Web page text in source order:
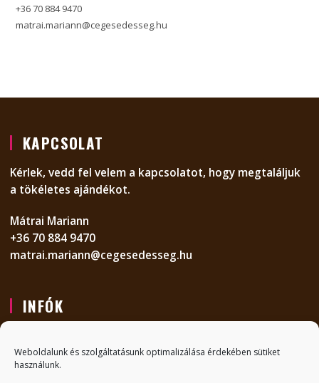
Weboldalunk és szolgáltatásunk optimalizálása érdekében sütiket
használunk.
+36 70 884 9470
matrai.mariann@cegesedesseg.hu
KAPCSOLAT
Kérlek, vedd fel velem a kapcsolatot, hogy megtaláljuk
a tökéletes ajándékot.
Mátrai Mariann
+36 70 884 9470
matrai.mariann@cegesedesseg.hu
INFÓK
GYIK